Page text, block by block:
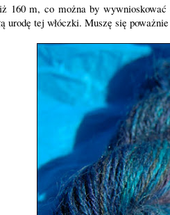
160 m, co można by
urodę tej włóczki. Muszę się